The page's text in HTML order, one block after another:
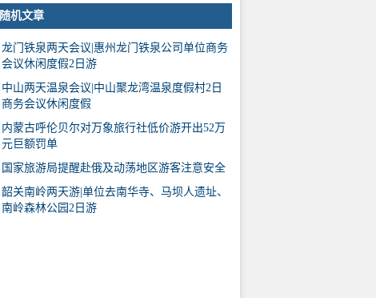
随机文章
龙门铁泉两天会议|惠州龙门铁泉公司单位商务
会议休闲度假2日游
中山两天温泉会议|中山聚龙湾温泉度假村2日
商务会议休闲度假
内蒙古呼伦贝尔对万象旅行社低价游开出52万
元巨额罚单
国家旅游局提醒赴俄及动荡地区游客注意安全
韶关南岭两天游|单位去南华寺、马坝人遗址、
南岭森林公园2日游